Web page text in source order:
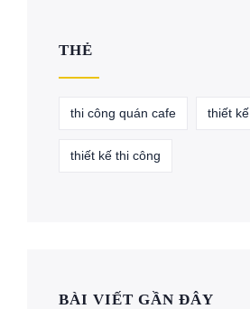
THẺ
thi công quán cafe thiết kế
thiết kế thi công
BÀI VIẾT GẦN ĐÂY